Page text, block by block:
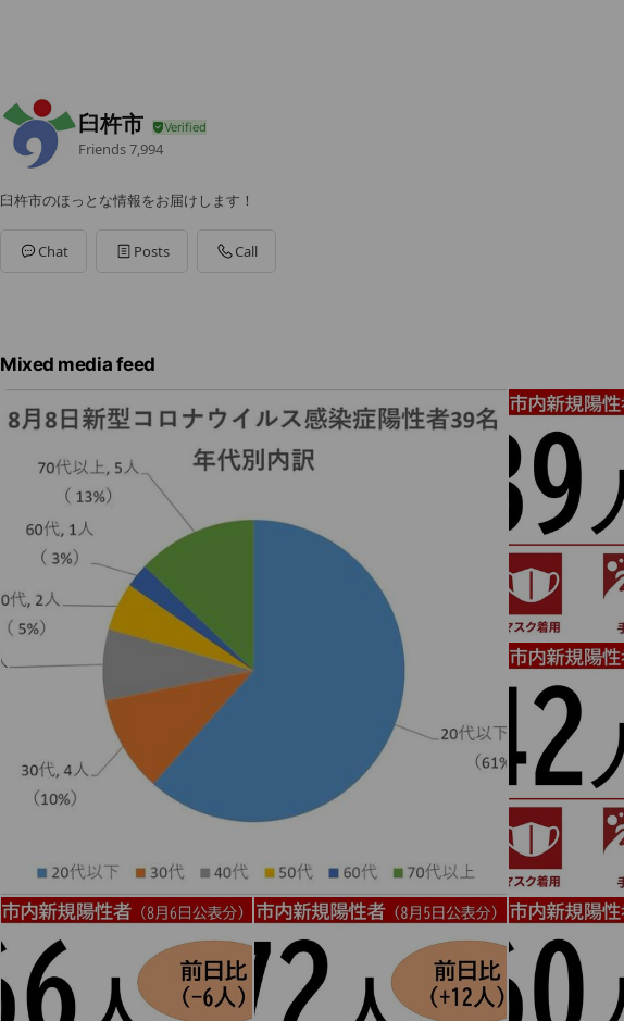
臼杵市
Friends7,994
臼杵市のほっとな情報をお届けします！
Chat Posts Call
Mixed media feed